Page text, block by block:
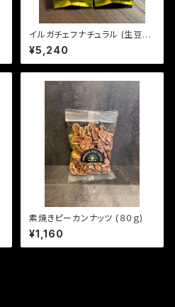
イルガチェフナチュラル (生豆60
0g)
¥5,240
素焼きピーカンナッツ (８０ｇ)
¥1,160